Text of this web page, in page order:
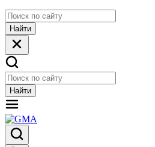
Найти
Найти